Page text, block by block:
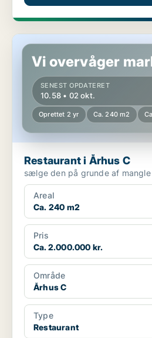
Restaurant i Århus C
Vi overvåger
SENEST OPDATERET
10.58 • 02 okt.
Oprettet 2 yr Ca. 240 m2
Restaurant i Århus C
sælge den på grunde af
Areal
Ca. 240 m2
Pris
Ca. 2.000.000 kr.
Område
Århus C
Type
Restaurant